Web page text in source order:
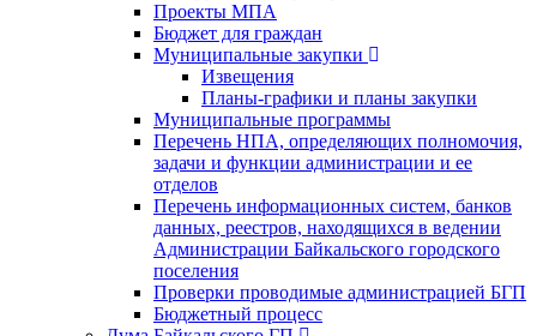
Проекты МПА
Бюджет для граждан
Муниципальные закупки
Извещения
Планы-графики и планы закупки
Муниципальные программы
Перечень НПА, определяющих полномочия,
задачи и функции администрации и ее
отделов
Перечень информационных систем, банков
данных, реестров, находящихся в ведении
Администрации Байкальского городского
поселения
Проверки проводимые администрацией БГП
Бюджетный процесс